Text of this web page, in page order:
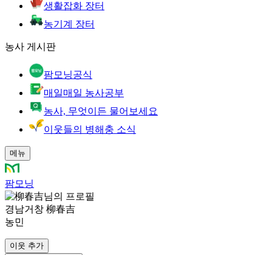
생활잡화 장터
농기계 장터
농사 게시판
팜모닝공식
매일매일 농사공부
농사, 무엇이든 물어보세요
이웃들의 병해충 소식
메뉴
팜모닝
경남거창 柳春吉
농민
이웃 추가